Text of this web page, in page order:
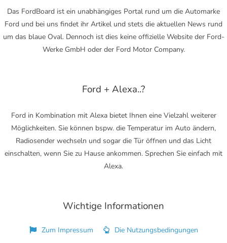
Das FordBoard ist ein unabhängiges Portal rund um die Automarke
Ford und bei uns findet ihr Artikel und stets die aktuellen News rund
um das blaue Oval. Dennoch ist dies keine offizielle Website der Ford-
Werke GmbH oder der Ford Motor Company.
Ford + Alexa..?
Ford in Kombination mit Alexa bietet Ihnen eine Vielzahl weiterer
Möglichkeiten. Sie können bspw. die Temperatur im Auto ändern,
Radiosender wechseln und sogar die Tür öffnen und das Licht
einschalten, wenn Sie zu Hause ankommen. Sprechen Sie einfach mit
Alexa.
Wichtige Informationen
Zum Impressum Die Nutzungsbedingungen